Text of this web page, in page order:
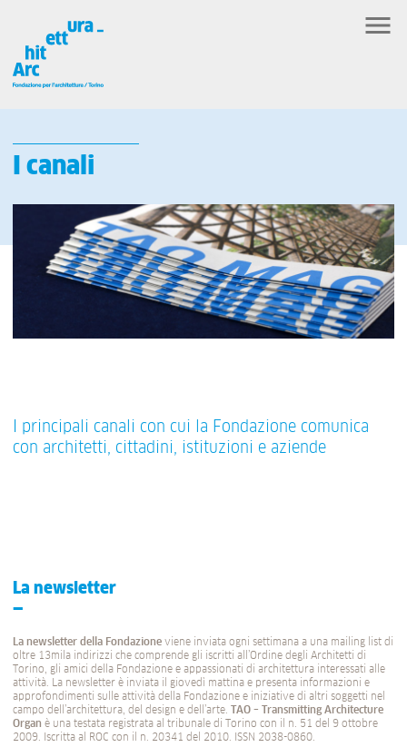
I canali
I principali canali con cui la Fondazione comunica
con architetti, cittadini, istituzioni e aziende
La newsletter
La newsletter della Fondazione viene inviata ogni settimana a una mailing list di
oltre 13mila indirizzi che comprende gli iscritti all’Ordine degli Architetti di
Torino, gli amici della Fondazione e appassionati di architettura interessati alle
attività. La newsletter è inviata il giovedì mattina e presenta informazioni e
approfondimenti sulle attività della Fondazione e iniziative di altri soggetti nel
campo dell’architettura, del design e dell’arte.
TAO – Transmitting Architecture
Organ è una testata registrata al tribunale di Torino con il n. 51 del 9 ottobre
2009. Iscritta al ROC con il n. 20341 del 2010. ISSN 2038-0860.